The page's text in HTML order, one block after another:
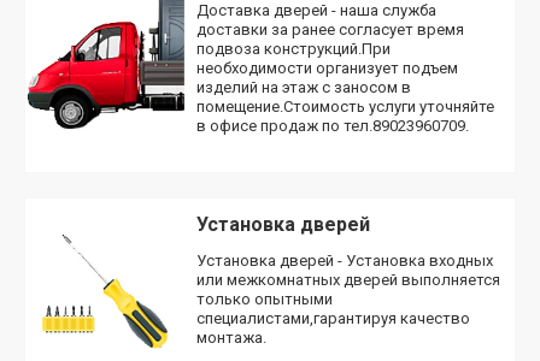
Доставка дверей - наша служба
доставки за ранее согласует время
подвоза конструкций.При
необходимости организует подъем
изделий на этаж с заносом в
помещение.Стоимость услуги уточняйте
в офисе продаж по тел.89023960709.
Установка дверей
Установка дверей - Установка входных
или межкомнатных дверей выполняется
только опытными
специалистами,гарантируя качество
монтажа.